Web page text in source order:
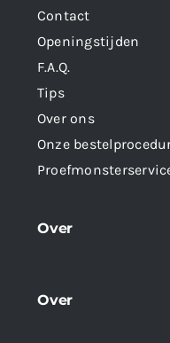
Contact
Openingstijden
F.A.Q.
Tips
Over ons
Onze
Over
Over